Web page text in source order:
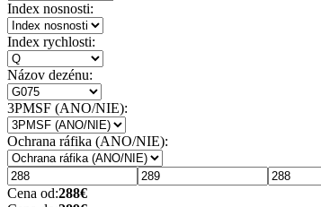
Index nosnosti:
Index rychlosti:
Názov dezénu:
3PMSF (ANO/NIE):
Ochrana ráfika (ANO/NIE):
Cena od:288€